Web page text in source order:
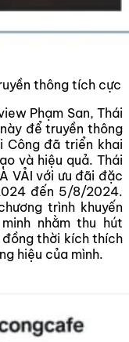
thông tích cực
Phạm San, Thái
để truyền thông
Công đã triển khai
và hiệu quả. Thái
VẢI với ưu đãi đặc
đến 5/8/2024.
trình khuyến
nhằm thu hút
thời kích thích
hiệu của mình.